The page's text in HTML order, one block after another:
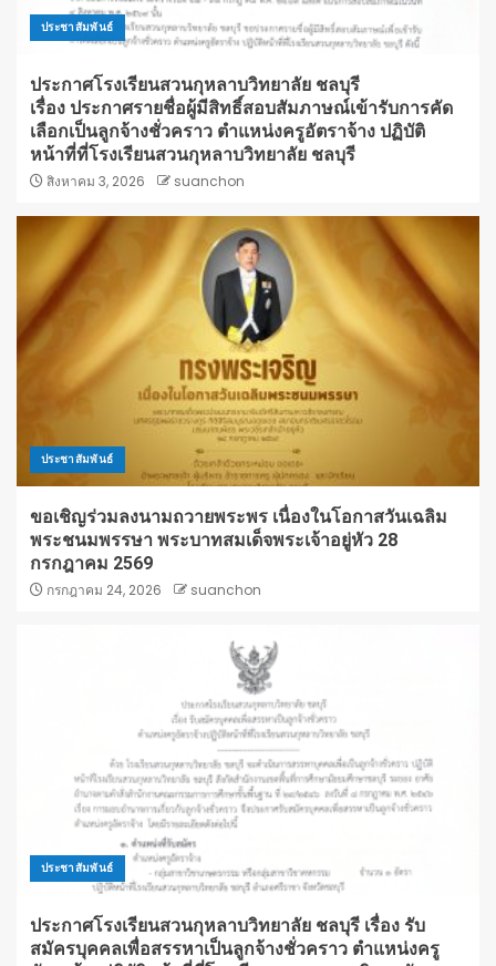
ประชาสัมพันธ์
ประกาศโรงเรียนสวนกุหลาบวิทยาลัย ชลบุรี
เรื่อง ประกาศรายชื่อผู้มีสิทธิ์สอบสัมภาษณ์เข้ารับการคัด
เลือกเป็นลูกจ้างชั่วคราว ตำแหน่งครูอัตราจ้าง ปฏิบัติ
หน้าที่ที่โรงเรียนสวนกุหลาบวิทยาลัย ชลบุรี
สิงหาคม 3, 2026 suanchon
ประชาสัมพันธ์
ขอเชิญร่วมลงนามถวายพระพร เนื่องในโอกาสวันเฉลิม
พระชนมพรรษา พระบาทสมเด็จพระเจ้าอยู่หัว 28
กรกฎาคม 2569
กรกฎาคม 24, 2026 suanchon
ประชาสัมพันธ์
ประกาศโรงเรียนสวนกุหลาบวิทยาลัย ชลบุรี เรื่อง รับ
สมัครบุคคลเพื่อสรรหาเป็นลูกจ้างชั่วคราว ตำแหน่งครู